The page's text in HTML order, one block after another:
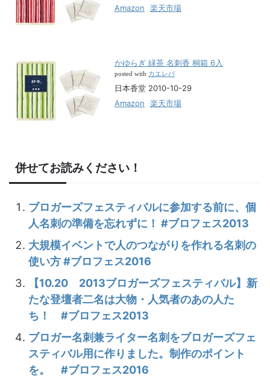
Amazon
楽天市場
かゆらぎ 緑茶 名刺香 桐箱 6入
posted with カエレバ
日本香堂 2010-10-29
Amazon
楽天市場
併せてお読みください！
ブロガーズフェスティバルに参加する前に、個
人名刺の準備を忘れずに！ #ブロフェス2013
大規模イベントで人のつながりを作れる名刺の
使い方 #ブロフェス2016
【10.20 2013ブロガーズフェスティバル】新
たな登壇者二名は大物・人気者のあの人た
ち！ #ブロフェス2013
ブロガー名刺兼ライター名刺をブロガーズフェ
スティバル用に作りました。制作のポイント
を。 #ブロフェス2016